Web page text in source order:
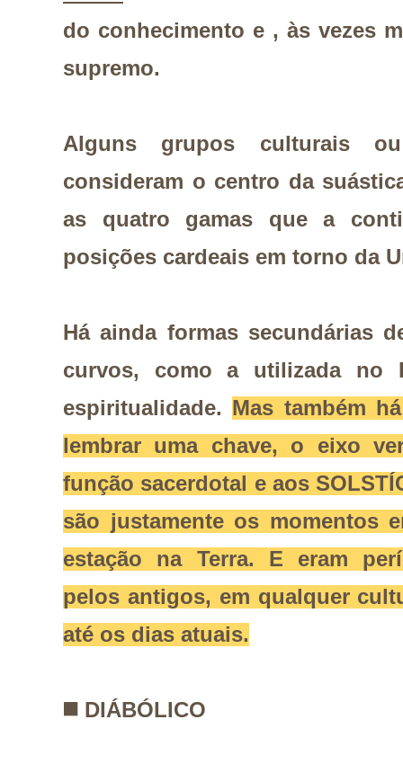
do conhecimento e , às vezes
supremo.
Alguns grupos culturais
consideram o centro da
as quatro gamas que a
posições cardeais em torno da
Há ainda formas secundárias
curvos, como a utilizada no
espiritualidade. Mas também
lembrar uma chave, o eixo
função sacerdotal e aos
são justamente os momentos
estação na Terra. E eram
pelos antigos, em qualquer
até os dias atuais.
◼️ DIÁBÓLICO